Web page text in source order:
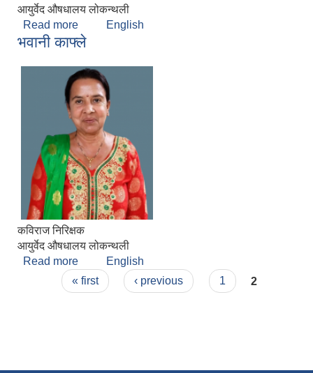
आयुर्वेद ‍औषधालय लोकन्थली
Read more about भुपेन्द्र खत्री
English
भवानी काफ्ले
कविराज निरिक्षक
आयुर्वेद ‍औषधालय लोकन्थली
Read more about भवानी काफ्ले
English
Pages« first ‹ previous 1 2